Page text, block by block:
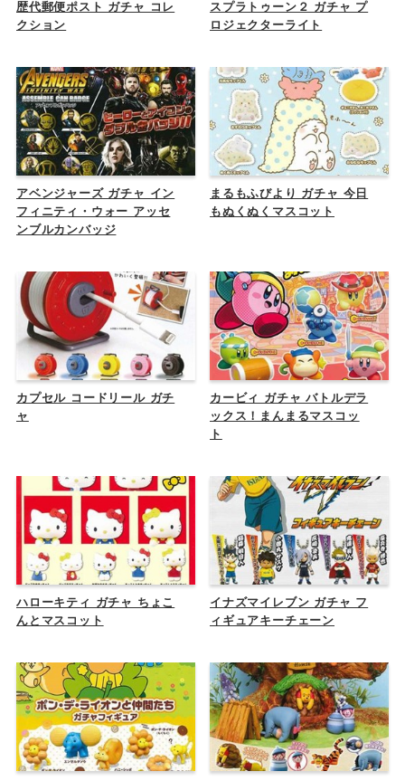
歴代郵便ポスト ガチャ コレ
クション
スプラトゥーン２ ガチャ プ
ロジェクターライト
アベンジャーズ ガチャ イン
フィニティ・ウォー アッセ
ンブルカンバッジ
まるもふびより ガチャ 今日
もぬくぬくマスコット
カプセル コードリール ガチ
ャ
カービィ ガチャ バトルデラ
ックス！まんまるマスコッ
ト
ハローキティ ガチャ ちょこ
んとマスコット
イナズマイレブン ガチャ フ
ィギュアキーチェーン